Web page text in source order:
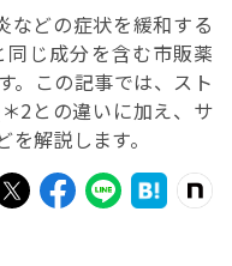
などの症状を緩和する
じ成分を含む市販薬
。この記事では、スト
2との違いに加え、サ
解説します。